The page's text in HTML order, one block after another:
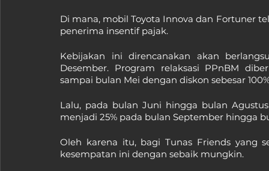
Di mana, mobil Toyota Innova dan Fortuner
penerima insentif pajak.
Kebijakan ini direncanakan akan
Desember. Program relaksasi PPnBM
sampai bulan Mei dengan diskon sebesar
Lalu, pada bulan Juni hingga bulan
menjadi 25% pada bulan September hingga
Oleh karena itu, bagi Tunas Friends yang
kesempatan ini dengan sebaik mungkin.